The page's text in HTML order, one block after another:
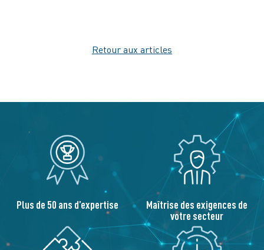
Retour aux articles
Plus de 50 ans d’expertise Maîtrise des exigences de
votre secteur